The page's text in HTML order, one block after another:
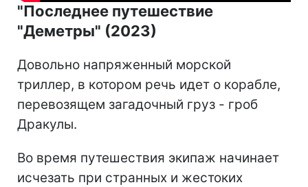
"Последнее путешествие
"Деметры" (2023)
Довольно напряженный морской
триллер, в котором речь идет о корабле,
перевозящем загадочный груз - гроб
Дракулы.
Во время путешествия экипаж начинает
исчезать при странных и жестоких